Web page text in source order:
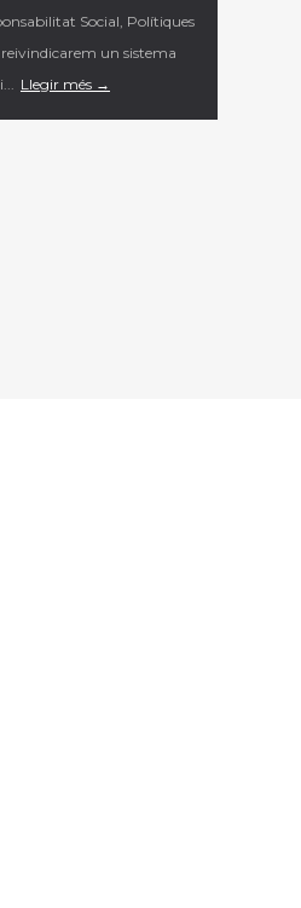
Social, Polítiques
un sistema
Llegir més →